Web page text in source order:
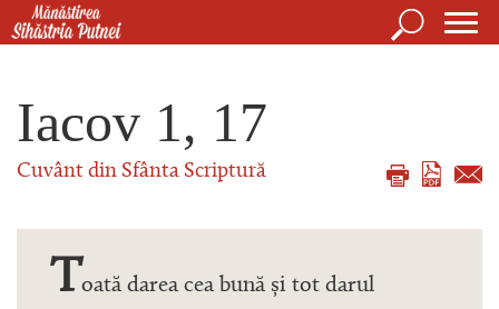
Mergi la conţinutul principal
Căutare
Iacov 1, 17
Cuvânt din Sfânta Scriptură
Toată darea cea bună și tot darul